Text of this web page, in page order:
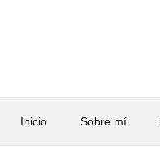
Inicio Sobre mí